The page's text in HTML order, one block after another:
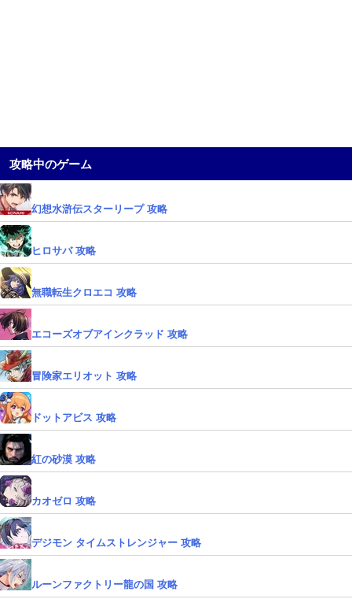
攻略中のゲーム
幻想水滸伝スターリープ 攻略
ヒロサバ 攻略
無職転生クロエコ 攻略
エコーズオブアインクラッド 攻略
冒険家エリオット 攻略
ドットアビス 攻略
紅の砂漠 攻略
カオゼロ 攻略
デジモン タイムストレンジャー 攻略
ルーンファクトリー龍の国 攻略